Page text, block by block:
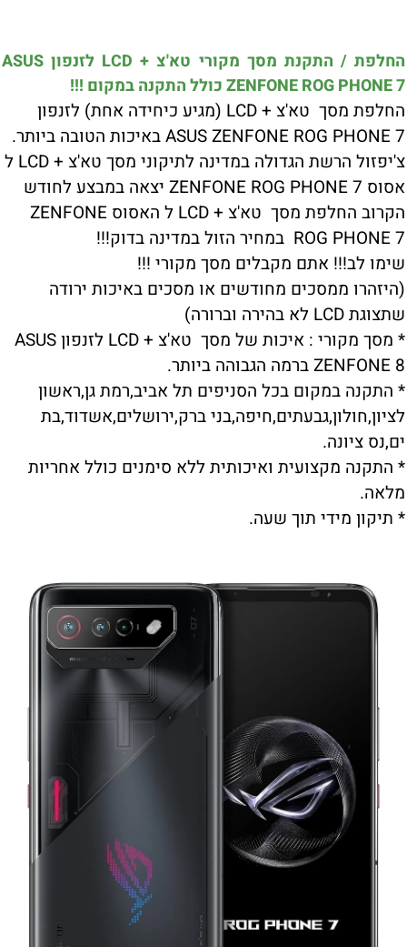
החלפת / התקנת מסך מקורי טא'צ + LCD לזנפון ASUS
ZENFONE ROG PHONE 7 כולל התקנה במקום !!!
החלפת מסך טא'צ + LCD (מגיע כיחידה אחת) לזנפון
ASUS ZENFONE ROG PHONE 7 באיכות הטובה ביותר.
צ'יפזול הרשת הגדולה במדינה לתיקוני מסך טא'צ + LCD ל
אסוס ZENFONE ROG PHONE 7 יצאה במבצע לחודש
הקרוב החלפת מסך טא'צ + LCD ל האסוס ZENFONE
ROG PHONE 7 במחיר הזול במדינה בדוק!!!
שימו לב!!! אתם מקבלים מסך מקורי !!!
(היזהרו ממסכים מחודשים או מסכים באיכות ירודה
שתצוגת LCD לא בהירה וברורה)
* מסך מקורי : איכות של מסך טא'צ + LCD לזנפון ASUS
ZENFONE 8 ברמה הגבוהה ביותר.
* התקנה במקום בכל הסניפים תל אביב,רמת גן,ראשון
לציון,חולון,גבעתים,חיפה,בני ברק,ירושלים,אשדוד,בת
ים,נס ציונה.
* התקנה מקצועית ואיכותית ללא סימנים כולל אחריות
מלאה.
* תיקון מידי תוך שעה.